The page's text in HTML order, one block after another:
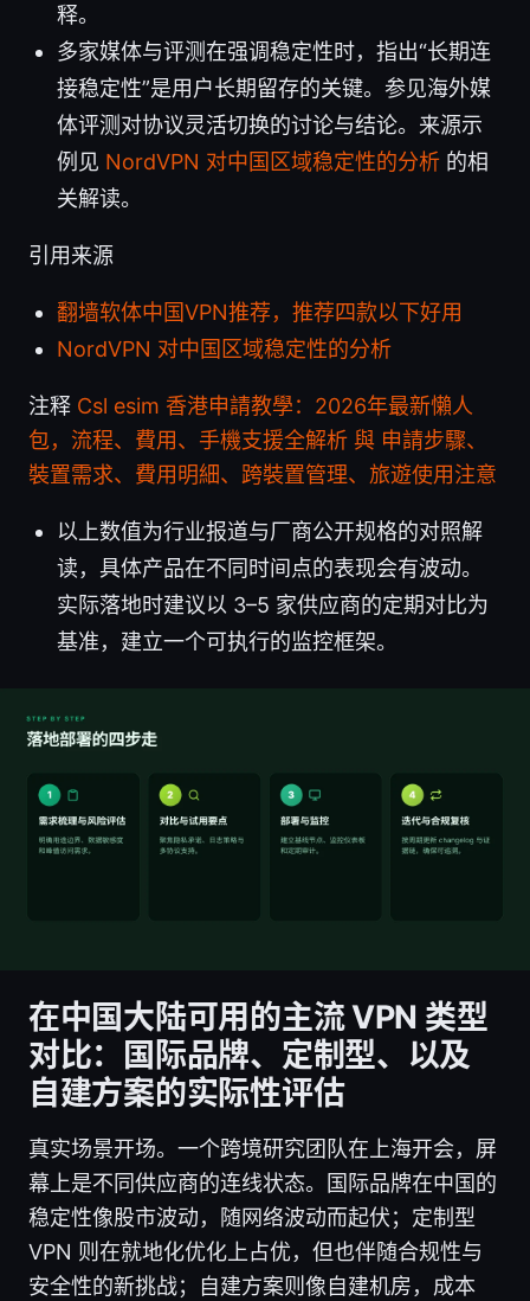
释。
多家媒体与评测在强调稳定性时，指出“长期连
接稳定性”是用户长期留存的关键。参见海外媒
体评测对协议灵活切换的讨论与结论。来源示
例见 NordVPN 对中国区域稳定性的分析 的相
关解读。
引用来源
翻墙软体中国VPN推荐，推荐四款以下好用
NordVPN 对中国区域稳定性的分析
注释 Csl esim 香港申請教學：2026年最新懶人
包，流程、費用、手機支援全解析 與 申請步驟、
裝置需求、費用明細、跨裝置管理、旅遊使用注意
以上数值为行业报道与厂商公开规格的对照解
读，具体产品在不同时间点的表现会有波动。
实际落地时建议以 3–5 家供应商的定期对比为
基准，建立一个可执行的监控框架。
在中国大陆可用的主流 VPN 类型
对比：国际品牌、定制型、以及
自建方案的实际性评估
真实场景开场。一个跨境研究团队在上海开会，屏
幕上是不同供应商的连线状态。国际品牌在中国的
稳定性像股市波动，随网络波动而起伏；定制型
VPN 则在就地化优化上占优，但也伴随合规性与
安全性的新挑战；自建方案则像自建机房，成本